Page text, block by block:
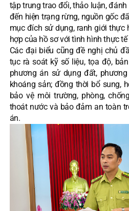
tập trung trao đổi, thảo luận,
đến hiện trạng rừng, nguồn gốc
mục đích sử dụng, ranh giới
hợp của hồ sơ với tình hình thực
Các đại biểu cũng đề nghị chủ
tục rà soát kỹ số liệu, tọa độ,
phương án sử dụng đất,
khoáng sản; đồng thời bổ sung,
bảo vệ môi trường, phòng,
thoát nước và bảo đảm an toàn
án.